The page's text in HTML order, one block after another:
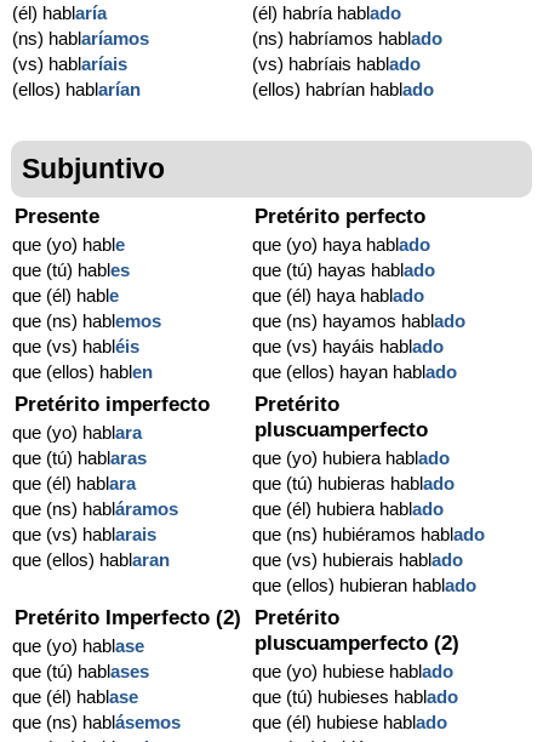
(él) hablaría
(ns) hablaríamos
(vs) hablaríais
(ellos) hablarían
(él) habría hablado
(ns) habríamos hablado
(vs) habríais hablado
(ellos) habrían hablado
Subjuntivo
Presente
que (yo) hable
que (tú) hables
que (él) hable
que (ns) hablemos
que (vs) habléis
que (ellos) hablen
Pretérito perfecto
que (yo) haya hablado
que (tú) hayas hablado
que (él) haya hablado
que (ns) hayamos hablado
que (vs) hayáis hablado
que (ellos) hayan hablado
Pretérito imperfecto
que (yo) hablara
que (tú) hablaras
que (él) hablara
que (ns) habláramos
que (vs) hablarais
que (ellos) hablaran
Pretérito
pluscuamperfecto
que (yo) hubiera hablado
que (tú) hubieras hablado
que (él) hubiera hablado
que (ns) hubiéramos hablado
que (vs) hubierais hablado
que (ellos) hubieran hablado
Pretérito Imperfecto (2)
que (yo) hablase
que (tú) hablases
que (él) hablase
que (ns) hablásemos
Pretérito
pluscuamperfecto (2)
que (yo) hubiese hablado
que (tú) hubieses hablado
que (él) hubiese hablado